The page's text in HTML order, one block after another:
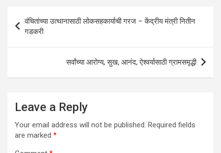
p
p
o
Post
navigation
वंचितांच्या उत्थानासाठी लोकसहकार्याची गरज – केंद्रीय मंत्री नितीन
गडकरी
सर्वांच्या आरोग्य, सुख, आनंद, ऐश्वर्यासाठी ग्रामसमृद्धी
Leave a Reply
Your email address will not be published. Required fields
are marked *